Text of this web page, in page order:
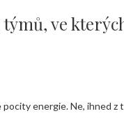
ve
energie. Ne, ihned z